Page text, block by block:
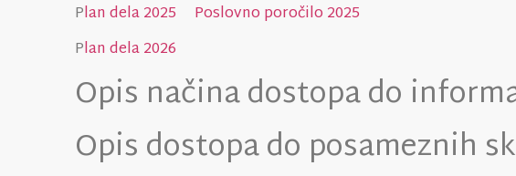
Plan dela 2025
Poslovno poročilo 2025
Plan dela 2026
Opis načina dostopa do
Opis dostopa do posameznih